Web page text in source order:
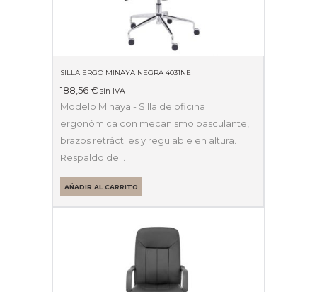
SILLA ERGO MINAYA NEGRA 4031NE
188,56 € sin IVA
Modelo Minaya - Silla de oficina
ergonómica con mecanismo basculante,
brazos retráctiles y regulable en altura.
Respaldo de…
AÑADIR AL CARRITO